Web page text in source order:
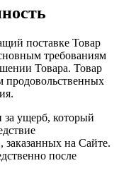
поставке Товар
требованиям
Товара. Товар
продовольственных
за ущерб, который
заказанных на Сайте.
после